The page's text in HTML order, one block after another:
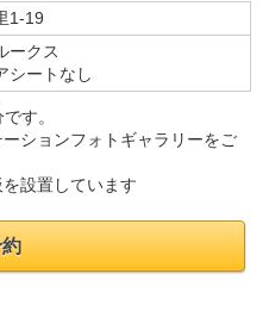
1-19
ークス
シートなし
す。
ションフォトギャラリーをご
設置しています